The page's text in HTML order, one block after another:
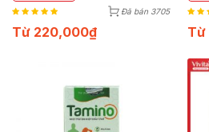
Đã bán 3705
Từ 220,000₫ Từ